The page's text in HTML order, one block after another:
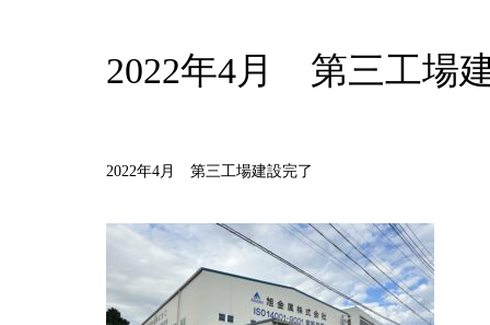
2022年4月 第三工場
2022年4月 第三工場建設完了